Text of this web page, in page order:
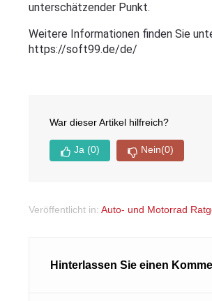
unterschätzender Punkt.
https://soft99.de/de/
War dieser Artikel hilfreich?
Ja (0) Nein(0)
Veröffentlicht in: Auto- und Motorrad
Hinterlassen Sie einen